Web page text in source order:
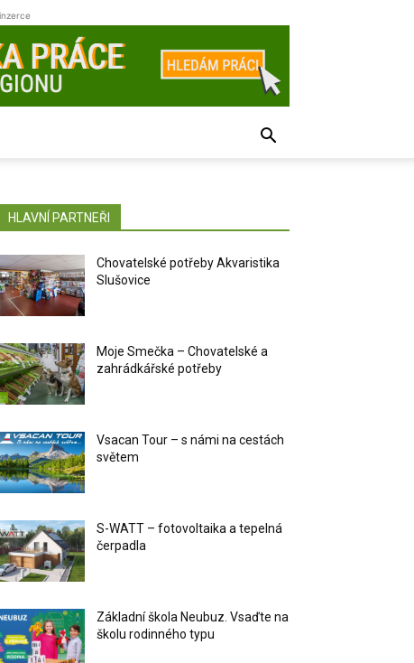
HLAVNÍ PARTNEŘI
Chovatelské potřeby Akvaristika
Slušovice
Moje Smečka – Chovatelské a
zahrádkářské potřeby
Vsacan Tour – s námi na cestách
světem
S-WATT – fotovoltaika a tepelná
čerpadla
Základní škola Neubuz. Vsaďte na
školu rodinného typu